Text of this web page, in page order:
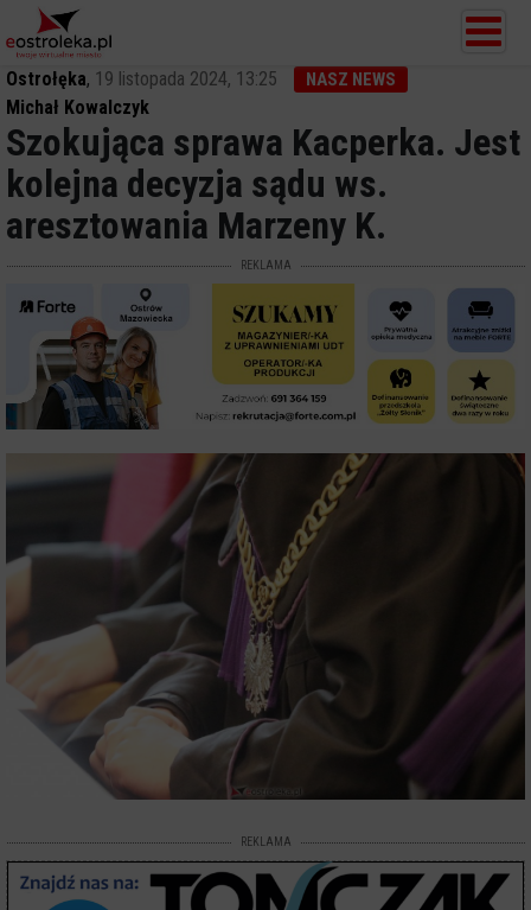
Ostrołęka, 19 listopada 2024, 13:25 NASZ NEWS
Michał Kowalczyk
Szokująca sprawa Kacperka. Jest
kolejna decyzja sądu ws.
aresztowania Marzeny K.
REKLAMA
REKLAMA